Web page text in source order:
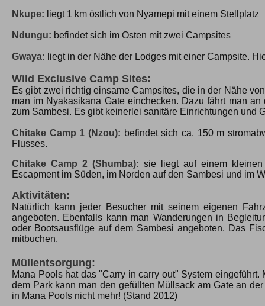
Nkupe: liegt 1 km östlich von Nyamepi mit einem Stellplatz
Ndungu: befindet sich im Osten mit zwei Campsites
Gwaya: liegt in der Nähe der Lodges mit einer Campsite.
Wild Exclusive Camp Sites:
Es gibt zwei richtig einsame Campsites, die in der Nähe
man im Nyakasikana Gate einchecken. Dazu fährt man
zum Sambesi. Es gibt keinerlei sanitäre Einrichtungen und
Chitake Camp 1 (Nzou): befindet sich ca. 150 m
Flusses.
Chitake Camp 2 (Shumba):sie liegt auf einem
Escapment im Süden, im Norden auf den Sambesi und im
Aktivitäten:
Natürlich kann jeder Besucher mit seinem eigenen
angeboten. Ebenfalls kann man Wanderungen in
oder Bootsausflüge auf dem Sambesi angeboten. Das
mitbuchen.
Müllentsorgung:
Mana Pools hat das "Carry in carry out" System
dem Park kann man den gefüllten Müllsack am Gate an
in Mana Pools nicht mehr! (Stand 2012)